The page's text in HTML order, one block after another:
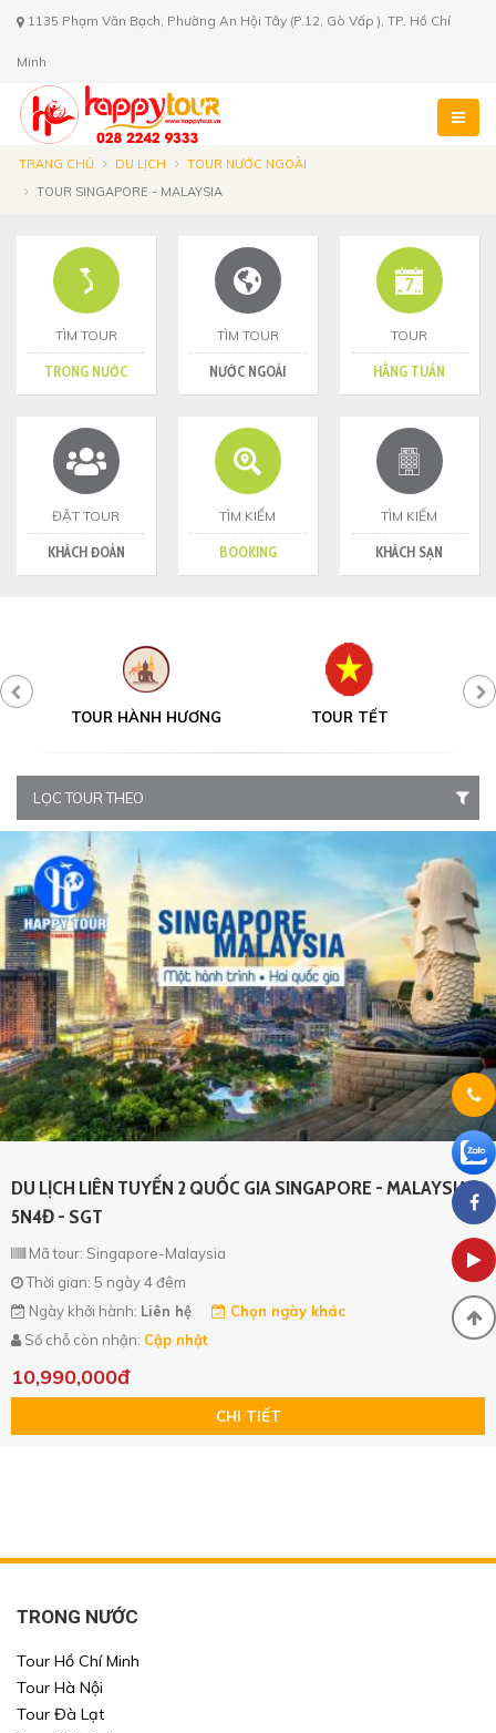
1135 Phạm Văn Bạch, Phường An Hội Tây (P.12, Gò Vấp ), TP. Hồ Chí
Minh
TRANG CHỦ DU LỊCH
TOUR NƯỚC NGOÀI
TOUR SINGAPORE - MALAYSIA
TÌM TOUR
TRONG NƯỚC
TÌM TOUR
NƯỚC NGOÀI
TOUR
HẰNG TUẦN
ĐẶT TOUR
KHÁCH ĐOÀN
TÌM KIẾM
BOOKING
TÌM KIẾM
KHÁCH SẠN
TOUR HÀNH HƯƠNG TOUR TẾT
LỌC TOUR THEO
DU LỊCH LIÊN TUYẾN 2 QUỐC GIA SINGAPORE - MALAYSIA
5N4Đ - SGT
Mã tour: Singapore-Malaysia
Thời gian: 5 ngày 4 đêm
Ngày khởi hành: Liên hệ
Chọn ngày khác
Số chỗ còn nhận: Cập nhật
10,990,000đ
CHI TIẾT
TRONG NƯỚC
Tour Hồ Chí Minh
Tour Hà Nội
Tour Đà Lạt